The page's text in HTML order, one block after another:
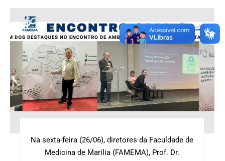
Na sexta-feira (26/06), diretores da Faculdade de
Medicina de Marília (FAMEMA), Prof. Dr.